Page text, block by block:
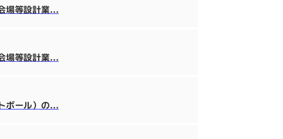
場等設計業...
場等設計業...
ボール）の...